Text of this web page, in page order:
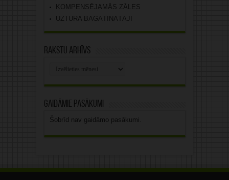
KOMPENSĒJAMĀS ZĀLES
UZTURA BAGĀTINĀTĀJI
Rakstu arhīvs
Gaidāmie pasākumi
Šobrīd nav gaidāmo pasākumi.